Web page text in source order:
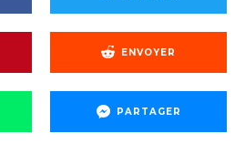
ENVOYER
PARTAGER